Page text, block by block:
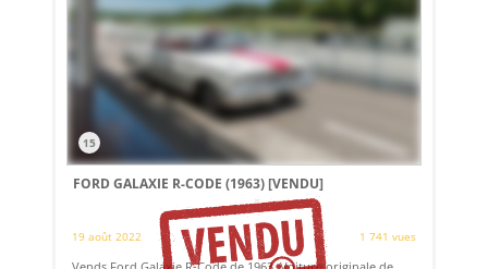
15
FORD GALAXIE R-CODE (1963)[VENDU]
19 août 2022 1 741 vues